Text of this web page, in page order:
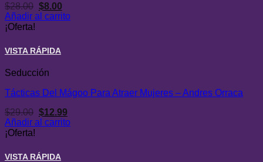
$28.00 El
precio
$8.00El
precio
Añadir al carrito
¡Oferta!
VISTA RÁPIDA
Seducción
Tácticas Del Mágoo Para Atraer Mujeres – Andres Orraca
$29.00 El
precio
$29.00.
$12.99El
precio
Añadir al carrito
¡Oferta!
VISTA RÁPIDA